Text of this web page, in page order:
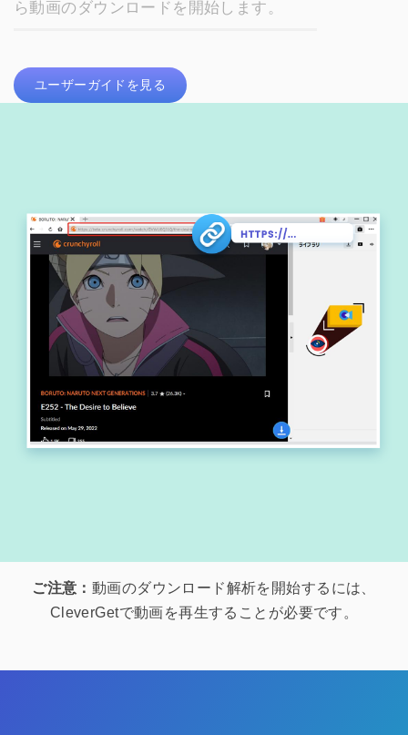
ら動画のダウンロードを開始します。
ユーザーガイドを見る
ご注意： 動画のダウンロード解析を開始するには、
CleverGetで動画を再生することが必要です。